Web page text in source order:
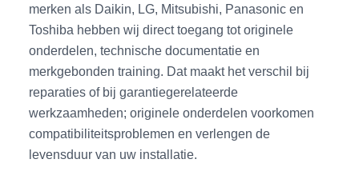
merken als Daikin, LG, Mitsubishi, Panasonic en
Toshiba hebben wij direct toegang tot originele
onderdelen, technische documentatie en
merkgebonden training. Dat maakt het verschil bij
reparaties of bij garantiegerelateerde
werkzaamheden; originele onderdelen voorkomen
compatibiliteitsproblemen en verlengen de
levensduur van uw installatie.